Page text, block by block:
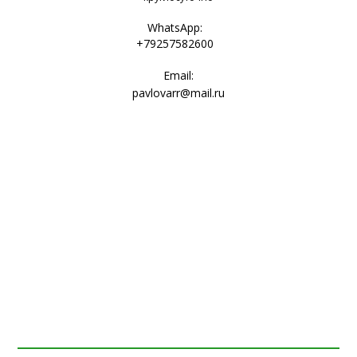
WhatsApp:
+79257582600
Email:
pavlovarr@mail.ru